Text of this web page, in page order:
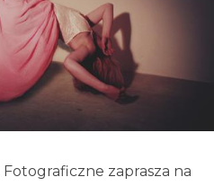
zaprasza na